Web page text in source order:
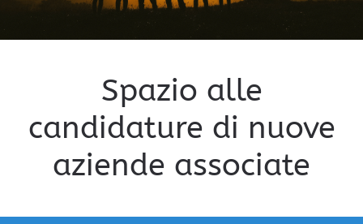
Spazio alle
candidature di nuove
aziende associate